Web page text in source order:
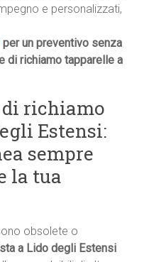
e personalizzati,
per un preventivo senza
di richiamo tapparelle a
richiamo
Estensi:
sempre
la tua
obsolete o
a Lido degli Estensi